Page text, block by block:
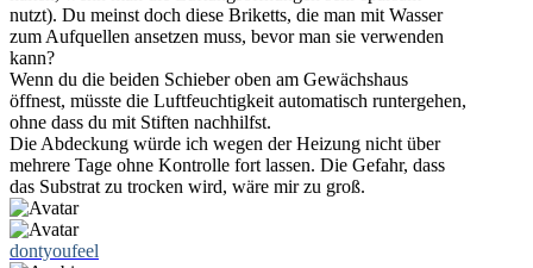
nutzt). Du meinst doch diese Briketts, die man mit Wasser
zum Aufquellen ansetzen muss, bevor man sie verwenden
kann?
Wenn du die beiden Schieber oben am Gewächshaus
öffnest, müsste die Luftfeuchtigkeit automatisch runtergehen,
ohne dass du mit Stiften nachhilfst.
Die Abdeckung würde ich wegen der Heizung nicht über
mehrere Tage ohne Kontrolle fort lassen. Die Gefahr, dass
das Substrat zu trocken wird, wäre mir zu groß.
dontyoufeel